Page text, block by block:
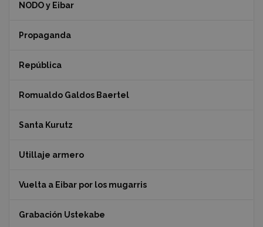
NODO y Eibar
Propaganda
República
Romualdo Galdos Baertel
Santa Kurutz
Utillaje armero
Vuelta a Eibar por los mugarris
Grabación Ustekabe